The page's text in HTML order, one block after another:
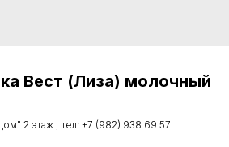
Вест (Лиза) молочный
2 этаж ; тел: +7 (982) 938 69 57